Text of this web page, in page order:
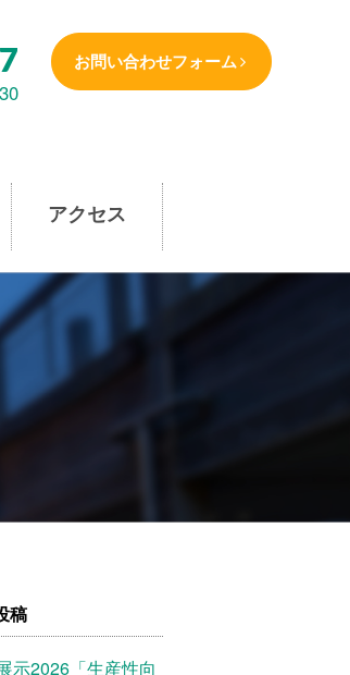
お問い合わせフォーム
アクセス
稿
示2026「生産性向